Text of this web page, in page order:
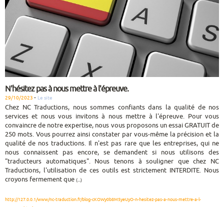
N'hésitez pas à nous mettre à l'épreuve.
29/10/2023 - Le site
Chez NC Traductions, nous sommes confiants dans la qualité de nos
services et nous vous invitons à nous mettre à l'épreuve. Pour vous
convaincre de notre expertise, nous vous proposons un essai GRATUIT de
250 mots. Vous pourrez ainsi constater par vous-même la précision et la
qualité de nos traductions. Il n'est pas rare que les entreprises, qui ne
nous connaissent pas encore, se demandent si nous utilisons des
"traducteurs automatiques". Nous tenons à souligner que chez NC
Traductions, l'utilisation de ces outils est strictement INTERDITE. Nous
croyons fermement que (...)
http://127.0.0.1/www/nc-traduction.fr/blog-cKOWy0b8M5yeUyO-n-hesitez-pas-a-nous-mettre-a-l-